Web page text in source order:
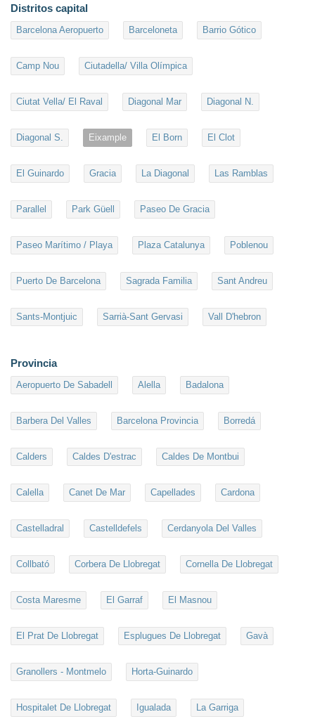
Distritos capital
Barcelona Aeropuerto Barceloneta Barrio Gótico
Camp Nou Ciutadella/ Villa Olímpica
Ciutat Vella/ El Raval Diagonal Mar Diagonal N.
Diagonal S. Eixample El Born El Clot
El Guinardo Gracia La Diagonal Las Ramblas
Parallel Park Güell Paseo De Gracia
Paseo Marítimo / Playa Plaza Catalunya Poblenou
Puerto De Barcelona Sagrada Familia Sant Andreu
Sants-Montjuic Sarrià-Sant Gervasi Vall D'hebron
Provincia
Aeropuerto De Sabadell Alella Badalona
Barbera Del Valles Barcelona Provincia Borredá
Calders Caldes D'estrac Caldes De Montbui
Calella Canet De Mar Capellades Cardona
Castelladral Castelldefels Cerdanyola Del Valles
Collbató Corbera De Llobregat Cornella De Llobregat
Costa Maresme El Garraf El Masnou
El Prat De Llobregat Esplugues De Llobregat Gavà
Granollers - Montmelo Horta-Guinardo
Hospitalet De Llobregat Igualada La Garriga